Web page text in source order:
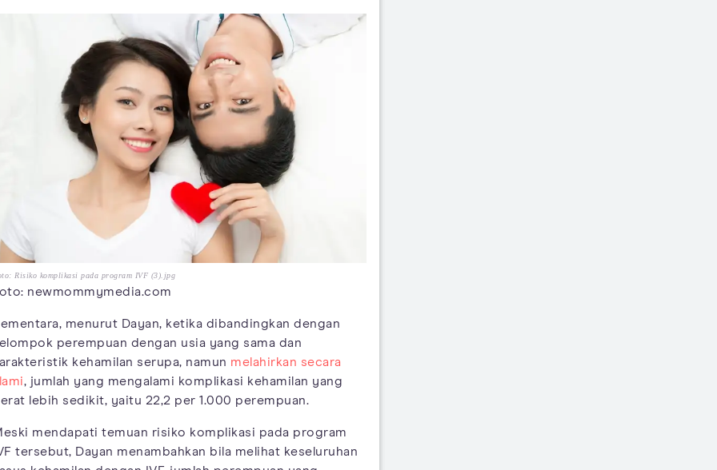
Risiko komplikasi pada program IVF (3).jpg
newmommymedia.com
menurut Dayan, ketika dibandingkan dengan
perempuan dengan usia yang sama dan
kehamilan serupa, namun melahirkan secara
, jumlah yang mengalami komplikasi kehamilan yang
lebih sedikit, yaitu 22,2 per 1.000 perempuan.
mendapati temuan risiko komplikasi pada program
tersebut, Dayan menambahkan bila melihat keseluruhan